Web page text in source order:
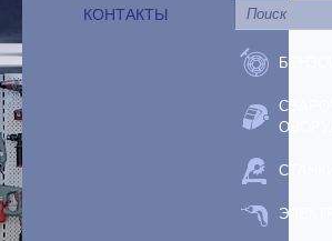
КОНТАКТЫ
СТАНКИ